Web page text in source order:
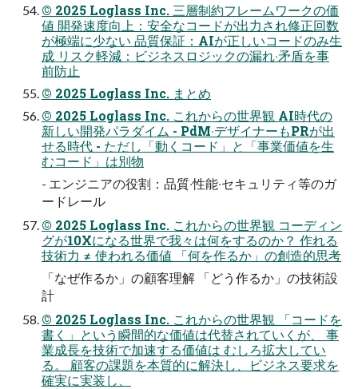
© 2025 Loglass Inc. 三層制約フレームワークの価
値 開発速度向上：安全なコードが出⼒され修正回数
が極端に少ない 品質保証：AIが正しいコードのみ⽣
成 リスク軽減：ビジネスロジックの漏れ‧⽭盾を事
前防⽌
© 2025 Loglass Inc. まとめ
© 2025 Loglass Inc. これからの世界観 AI時代の
新しい開発パラダイム - PdM‧デザイナーもPRが出
せる時代 - ただし「動くコード」と「事業価値を⽣
むコード」は別物
- エンジニアの役割：品質‧性能‧セキュリティ等のガ
ードレール
© 2025 Loglass Inc. これからの世界観 コーディン
グが10Xになる世界で我々は何をするのか？ 作れる
技術⼒ ≠ 使われる価値 「何を作るか」の創造的思考
「なぜ作るか」の顧客理解 「どう作るか」の技術設
計
© 2025 Loglass Inc. これからの世界観 「コードを
書く」という瞬間的な価値は代替されていくが、 事
業成⻑を技術で加速する価値は むしろ拡⼤してい
る。 顧客の課題を本質的に解決し、ビジネス要求を
確実に実装し、